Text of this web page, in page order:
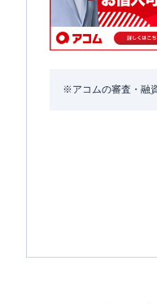
※アコムの審査・融